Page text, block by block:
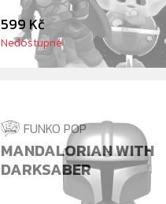
599 Kč
Nedostupné
FUNKO POP
MANDALORIAN WITH
DARKSABER